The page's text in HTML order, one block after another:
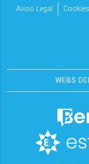
Aviso Legal
Cookies
WEBS